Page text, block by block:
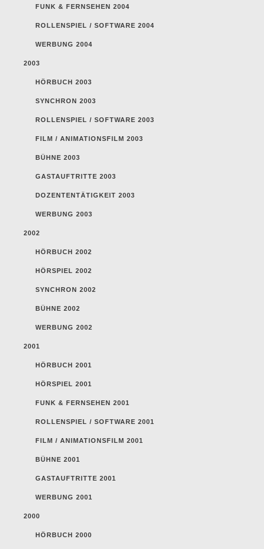
FUNK & FERNSEHEN 2004
ROLLENSPIEL / SOFTWARE 2004
WERBUNG 2004
2003
HÖRBUCH 2003
SYNCHRON 2003
ROLLENSPIEL / SOFTWARE 2003
FILM / ANIMATIONSFILM 2003
BÜHNE 2003
GASTAUFTRITTE 2003
DOZENTENTÄTIGKEIT 2003
WERBUNG 2003
2002
HÖRBUCH 2002
HÖRSPIEL 2002
SYNCHRON 2002
BÜHNE 2002
WERBUNG 2002
2001
HÖRBUCH 2001
HÖRSPIEL 2001
FUNK & FERNSEHEN 2001
ROLLENSPIEL / SOFTWARE 2001
FILM / ANIMATIONSFILM 2001
BÜHNE 2001
GASTAUFTRITTE 2001
WERBUNG 2001
2000
HÖRBUCH 2000